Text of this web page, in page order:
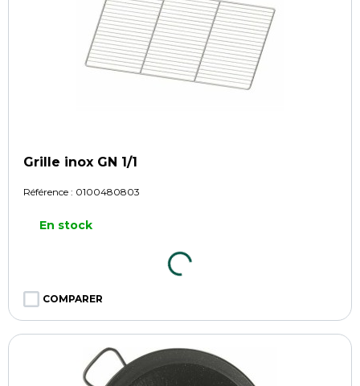
Grille inox GN 1/1
Référence : 0100480803
En stock
COMPARER